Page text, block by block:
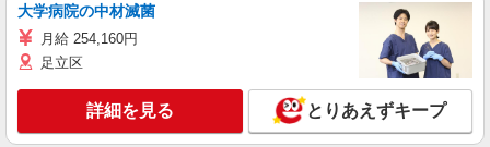
大学病院の中材滅菌
月給 254,160円
足立区
詳細を見る とりあえずキープ